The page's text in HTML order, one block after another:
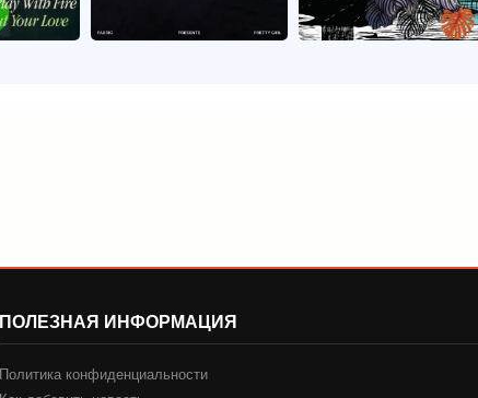
ПОЛЕЗНАЯ ИНФОРМАЦИЯ
Политика конфиденциальности